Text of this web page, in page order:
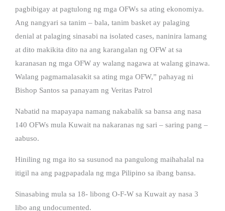
pagbibigay at pagtulong ng mga OFWs sa ating ekonomiya.
Ang nangyari sa tanim – bala, tanim basket ay palaging
denial at palaging sinasabi na isolated cases, naninira lamang
at dito makikita dito na ang karangalan ng OFW at sa
karanasan ng mga OFW ay walang nagawa at walang ginawa.
Walang pagmamalasakit sa ating mga OFW,” pahayag ni
Bishop Santos sa panayam ng Veritas Patrol
Nabatid na mapayapa namang nakabalik sa bansa ang nasa
140 OFWs mula Kuwait na nakaranas ng sari – saring pang –
aabuso.
Hiniling ng mga ito sa susunod na pangulong maihahalal na
itigil na ang pagpapadala ng mga Pilipino sa ibang bansa.
Sinasabing mula sa 18- libong O-F-W sa Kuwait ay nasa 3
libo ang undocumented.